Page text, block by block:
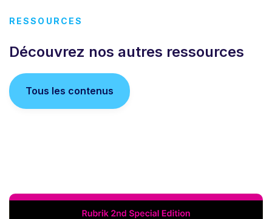
RESSOURCES
Découvrez nos autres ressources
Tous les contenus